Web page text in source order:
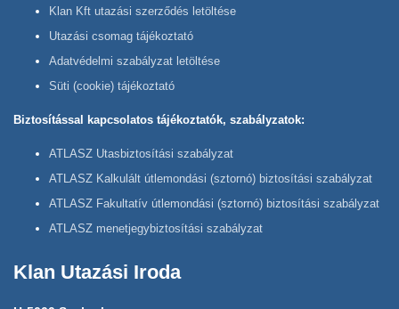
Klan Kft utazási szerződés letöltése
Utazási csomag tájékoztató
Adatvédelmi szabályzat letöltése
Süti (cookie) tájékoztató
Biztosítással kapcsolatos tájékoztatók, szabályzatok:
ATLASZ Utasbiztosítási szabályzat
ATLASZ Kalkulált útlemondási (sztornó) biztosítási szabályzat
ATLASZ Fakultatív útlemondási (sztornó) biztosítási szabályzat
ATLASZ menetjegybiztosítási szabályzat
Klan Utazási Iroda